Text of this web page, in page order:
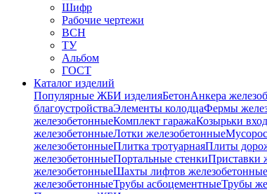
Шифр
Рабочие чертежи
ВСН
ТУ
Альбом
ГОСТ
Каталог изделий
Популярные ЖБИ изделияБетонАнкера
благоустройстваЭлементы колодцаФермы
железобетонныеКомплект гаражаКозырьки
железобетонныеЛотки железобетонные
железобетонныеПлитка тротуарнаяПлиты
железобетонныеПортальные стенкиПриставки
железобетонныеШахты лифтов железобетонные
железобетонныеТрубы асбоцементныеТрубы